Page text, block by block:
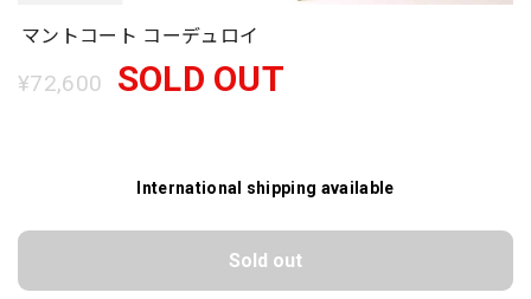
マントコート コーデュロイ
¥72,600 SOLD OUT
International shipping available
Sold out